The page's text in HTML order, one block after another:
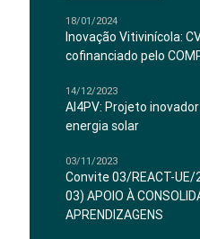
18/01/2024
Inovação Vitivinícola:
cofinanciado pelo
14/12/2023
AI4PV: Projeto
energia solar
03/11/2023
Convite 03/REACT-
03) APOIO À
APRENDIZAGENS